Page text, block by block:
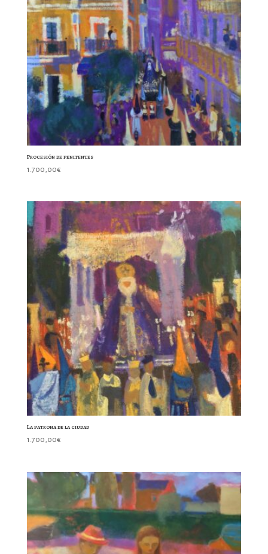
Procesión de penitentes
1.700,00€
La patrona de la ciudad
1.700,00€